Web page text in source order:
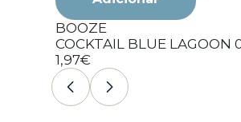
BOOZE
COCKTAIL BLUE LAGOON
1,97€